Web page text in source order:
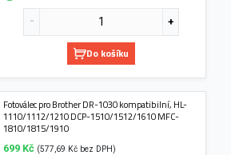
Do košíku
Fotoválec pro Brother DR-1030 kompatibilní, HL-
1110/1112/1210 DCP-1510/1512/1610 MFC-
1810/1815/1910
699 Kč (577,69 Kč bez DPH)